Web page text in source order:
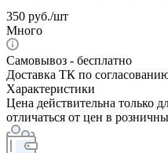
350 руб./шт
Много
Самовывоз - бесплатно
Доставка ТК по
Характеристики
Цена действительна только
отличаться от цен в